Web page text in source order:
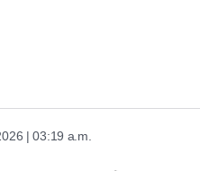
| 03:19 a.m.